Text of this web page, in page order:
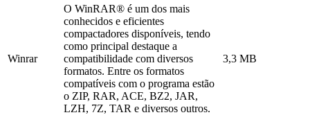
Winrar
O WinRAR® é um dos mais
conhecidos e eficientes
compactadores disponíveis, tendo
como principal destaque a
compatibilidade com diversos
formatos. Entre os formatos
compatíveis com o programa estão
o ZIP, RAR, ACE, BZ2, JAR,
LZH, 7Z, TAR e diversos outros.
3,3 MB